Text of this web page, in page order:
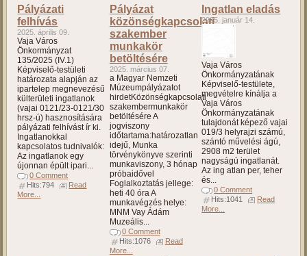
Pályázati
felhívás
2025. április 09.
Vaja Város
Önkormányzat
135/2025 (IV.1)
Képviselő-testületi
határozata alapján az
ipartelep megnevezésű
külterületi ingatlanok
(vajai 0121/23-0121/30
hrsz-ú) hasznosítására
pályázati felhívást ír ki.
Ingatlanokkal
kapcsolatos tudnivalók:
Az ingatlanok egy
újonnan épült ipari...
0 Comment
Hits:794
Read
More...
Pályázat
közönségkapcsolati
szakember
munkakör
betöltésére
2025. március 07.
a Magyar Nemzeti
Múzeumpályázatot
hirdetKözönségkapcsolati
szakembermunkakör
betöltésére A
jogviszony
időtartama:határozatlan
idejű, Munka
törvénykönyve szerinti
munkaviszony, 3 hónap
próbaidővel
Foglalkoztatás jellege:
heti 40 óra A
munkavégzés helye:
MNM Vay Ádám
Muzeális...
0 Comment
Hits:1076
Read
More...
Ingatlan eladás
2025. január 14.
Vaja Város
Önkormányzatának
Képviselő-testülete,
megvételre kínálja a
Vaja Város
Önkormányzatának
tulajdonát képező vajai
019/3 helyrajzi számú,
szántó művelési ágú,
2908 m2 terület
nagyságú ingatlanát.
Az ing atlan per, teher
és...
0 Comment
Hits:1041
Read
More...